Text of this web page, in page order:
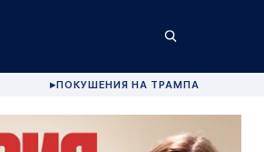
▶ПОКУШЕНИЯ НА ТРАМПА